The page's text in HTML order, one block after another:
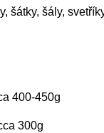
šátky, šály,
400-450g
300g